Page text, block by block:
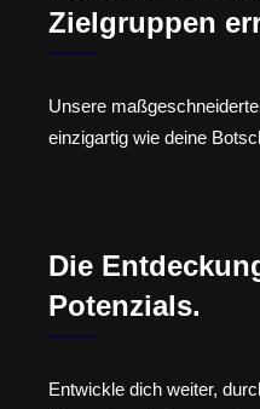
Zielgruppen
Unsere
einzigartig wie deine
Die
Potenzials.
Entwickle dich weiter,